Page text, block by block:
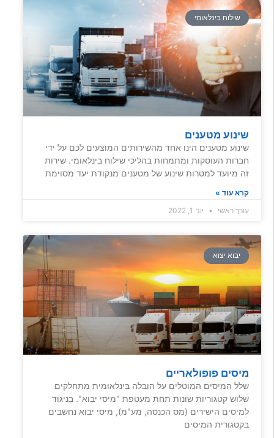
שילוח בינלאומי
שינוע מטענים
שינוע מטענים הינו אחד מהשירותים המוצעים לכם על ידי
חברות העוסקות ומתמחות בהליכי שילוח בינלאומי. שירות
זה מיועד למטרות שינוע של מטענים מנקודת יעד מסוימת
קרא עוד »
עורך ראשי
יוני 1, 2022
יבוא יצוא
מיסים פופולאריים
שלל המיסים המוטלים על הובלה בינלאומית מתחלקים
שלוש קטגוריות שונות תחת מעטפת "מיסי יבוא". בניגוד
למיסים הישירים (מס הכנסה, מע"מ), מיסי יבוא נחשבים
בקטגורית המיסים